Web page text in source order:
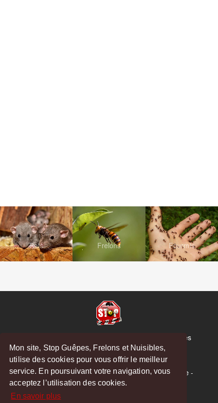
Mon site, Stop Guêpes, Frelons et Nuisibles,
utilise des cookies pour vous offrir le meilleur
service. En poursuivant votre navigation, vous
acceptez l’utilisation des cookies.
En savoir plus
Rats Frelons Fourmis
© Copyright 2026 Stop Guêpes, Frelons et Nuisibles
Mentions légales
Créé parMattWeb
Saint-Gaudens-Saint-Girons-Boulogne-sur-Gesse-
Montréjeau